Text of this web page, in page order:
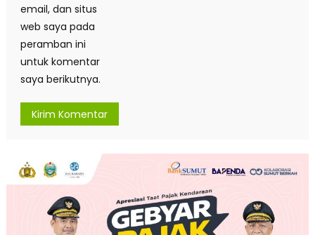
email, dan situs
web saya pada
peramban ini
untuk komentar
saya berikutnya.